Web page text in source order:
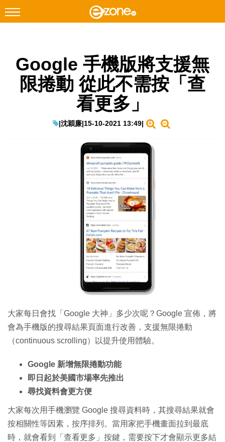
Facebook Instagram
科技焦點
Enterprise Digital Transformation
Google 手機版將支援無
限捲動 從此不需按「查
看更多」
|沈穎廉|15-10-2021 13:49|
大家每日會找「Google 大神」多少次呢？Google 宣佈，將
會為手機版的搜尋結果頁面進行改善，支援無限捲動
（continuous scrolling）以提升使用體驗。
Google 新增無限捲動功能
即日起於美國市場率先推出
尋找資料會更方便
大家每次用手機瀏覽 Google 搜尋資料時，其搜尋結果就會
按相關性等因素，按序排列。當用家把手機畫面拉到最底
時，就會看到「查看更多」按鍵，需要按下才會顯示更多結